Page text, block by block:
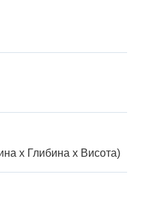
x Глибина x Висота)